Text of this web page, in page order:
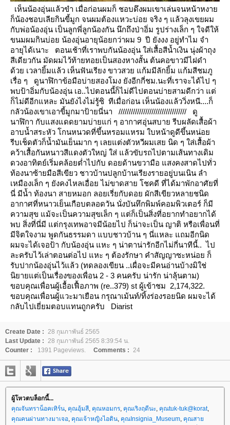
เห็นน้องอุ่นแล้วขำ เมื่อก่อนผมก็ ชอบดึงผมเขาเล่นจนหน้าหงา
ก็น้องชอบเลียกินขี้มูก จนผมต้องแหวะบ่อย จริง ๆ แล้วลุงเขยผม
กับพ่อน้องอุ่น เป็นลูกพี่ลูกน้องกัน นึกถึงป่าอิ่ม รูปร่างเล็ก ๆ ใจดีให้
ขนมผมกินบ่อย น้องอุ่นอายุน้อยกว่าผม 9 ปี ังงง อยู่ทำไม จำ
อายุได้เนาะ
ตอนเช้าที่เราพบกันน้องอุ่น ใส่เสื้อสีน้ำเงิน นุ่งผ้าถุง
สีเดียวกัน มัดผมไว้ท้ายทอยเป็นสองหางสั้น ต้นคอขาวมีไฝดำ
ด้ว เวลายิ้มแล้ว เห็นฟันเรียง ขาวสวย แก้มมีลักยิ้ม แก้มสีชมภู
เรื่อ ๆ
ดูนาฬิกาข้อมือบ่ายสองโมง ยังอีกกี่ชม.นะที่เราจะได้ไป ๆ
พบป้าอิ่มกับน้องอุ่น เอ..ไปตอนนี้ก็ไม่ดีไปตอนบ่ายสามดีกว่า ต่
ก็ไม่ดีอีกแหละ มันยังไงไม่รู้ซิ ทีเมื่อก่อน เห็นน้องแล้ววิ่งหนี....ก็
กลัวน้องเขาเอาขี้มูกมาป้ายนี่นา
/////////////////////////////////
ดู
นาฬิกา กับแสงแดดยามบ่ายแก่ ๆ อากาศอุ่นสบาย รีบผลัดเสื้อผ้า
อาบน้ำสระหัว โกนหนวดที่ขึ้นหรอมแหรม ใบหน้าดูดีขึ้นหน่อ
รีบเช็ดตัวก็น้ำมันเย็นมาก ๆ เลยแต่งตัวหวีผมเสย นิด ๆ ใส่เสื้อผ้า
คว้าเสื้อกันหนาวสีแดงตัวใหญ่ ส่ แล้วขับรถไปตามเส้นทางเดิม
ดวงอาทิตย์เริ่มคล้อยต่ำไปกับ ดอยด้านขวามือ แสงคงสาดไปทั่ว
ท้องนาซ้ายมือสีเขียว ชาวบ้านปลูกบ้านเรียงรายอยู่บนเนิน ลำ
เหมืองเล็ก ๆ ยังคงไหลเอื่อย ไม่ขาดสา ชคดี ที่ได้มาพักอาศัยที่
นี่ มีน้ำ ท้องนา สายหมอก ลอยเรี่ยกับดอย ผักสีเขียวหลายชนิด
อากาศที่หนาวเย็นเกือบตลอดวัน นั่งบันทึกพิมพ์คอมพิวเตอร์ ก็มี
ความสุข แม้จะเป็นความสุขเล็ก ๆ แต่ก็เป็นสิ่งที่อยากทำอยากได้
พบ สิ่งที่นี่มี แต่กรุงเทพอาจมีน้อยไป ก็น่าจะเป็น ญาติ หรือเพื่อนที่
มีจิตใจงาม พูดกันธรรมดา แบบชาวบ้าน ๆ นี่แหละ ถมอีกนิด
ผมจะได้เจอป้า กับน้องอุ่น แหะ ๆ น่าตาน่ารักอีกไม่กี่นาทีนี้.. ไป
ละครับไว้เล่าตอนต่อไป หะ ๆ ต้องรักษา คำสัญญาซะหน่อย ก็
รับปากน้องอุ่นไว้แล้ว (ทดลองเขียน ..เผื่อจะมีคนอ่านบ้างมิใช่
นิยายแต่เป็นเรื่องของเพื่อน 2 - 3 คนครับ น่ารัก น่าลุ้นตาม)
ขอบคุณเพื่อนผู้เอื้อเฟื้อภาพ (re..379) st ผู้เข้าชม 2,174,322.
ขอบคุณเพื่อนผู้แวะมาเยือน กรุณาเม้นท์/ทิ้งร่องรอยนิด ผมจะได้
กลับไปเยี่ยมตอบแทนถูกครับ
Diarist
Create Date : 28 กุมภาพันธ์ 2565
Last Update : 28 กุมภาพันธ์ 2565 8:39:54 น.
Counter :
1391 Pageviews. Comments : 24
ผู้โหวตบล็อกนี้...
คุณจันทราน็อคเทิร์น, คุณอุ้มสี, คุณหอมกร, คุณเริงฤดีนะ, คุณtuk-tuk@korat,
คุณคนผ่านทางมาเจอ, คุณเจ้าหญิงไอดิน, คุณInsignia_Museum, คุณสา